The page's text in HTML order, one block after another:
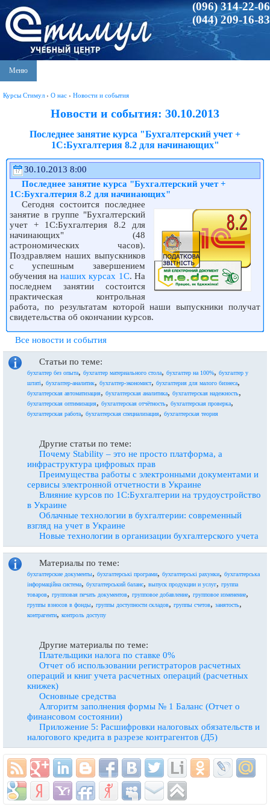
(096) 314-22-06
(044) 209-16-83
Меню
Курсы Стимул › О нас › Новости и события
Новости и события: 30.10.2013
Последнее занятие курса "Бухгалтерский учет +
1С:Бухгалтерия 8.2 для начинающих"
30.10.2013 8:00
Последнее занятие курса "Бухгалтерский учет +
1С:Бухгалтерия 8.2 для начинающих"
Сегодня состоится последнее
занятие в группе "Бухгалтерский
учет + 1С:Бухгалтерия 8.2 для
начинающих" (48
астрономических часов).
Поздравляем наших выпускников
с успешным завершением
обучения нанаших курсах 1С. На
последнем занятии состоится
практическая контрольная
работа, по результатам которой наши выпускники получат
свидетельства об окончании курсов.
Все новости и события
Статьи по теме:
бухгалтер без опыта, бухгалтер материального стола, бухгалтер на 100%, бухгалтер у
штаті, бухгалтер-аналитик, бухгалтер-экономист, бухгалтерия для малого бизнеса,
бухгалтерская автоматизация, бухгалтерская аналитика, бухгалтерская надежность,
бухгалтерская оптимизация, бухгалтерская отчётность, бухгалтерская проверка,
бухгалтерская работа, бухгалтерская специализация, бухгалтерская теория
Другие статьи по теме:
Почему Stability – это не просто платформа, а
инфраструктура цифровых прав
Преимущества работы с электронными документами и
сервисы электронной отчетности в Украине
Влияние курсов по 1С:Бухгалтерии на трудоустройство
в Украине
Облачные технологии в бухгалтерии: современный
взгляд на учет в Украине
Новые технологии в организации бухгалтерского учета
Материалы по теме:
бухгалтерские документы, бухгалтерські програми, бухгалтерські рахунки, бухгалтерська
інформаційна система, бухгалтерський баланс, выпуск продукции и услуг, группа
товаров, групповая печать документов, групповое добавление, групповое изменение,
группы взносов в фонды, группы доступности складов, группы счетов, занятость,
контрагенти, контроль доступу
Другие материалы по теме:
Плательщики налога по ставке 0%
Отчет об использовании регистраторов расчетных
операций и книг учета расчетных операций (расчетных
книжек)
Основные средства
Алгоритм заполнения формы № 1 Баланс (Отчет о
финансовом состоянии)
Приложение 5: Расшифровки налоговых обязательств и
налогового кредита в разрезе контрагентов (Д5)